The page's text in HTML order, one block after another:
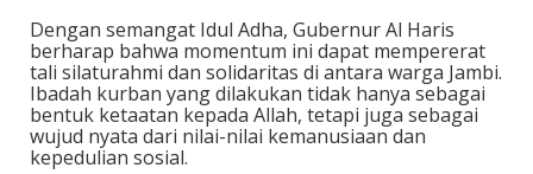
Dengan semangat Idul Adha, Gubernur Al Haris
berharap bahwa momentum ini dapat mempererat
tali silaturahmi dan solidaritas di antara warga Jambi.
Ibadah kurban yang dilakukan tidak hanya sebagai
bentuk ketaatan kepada Allah, tetapi juga sebagai
wujud nyata dari nilai-nilai kemanusiaan dan
kepedulian sosial.